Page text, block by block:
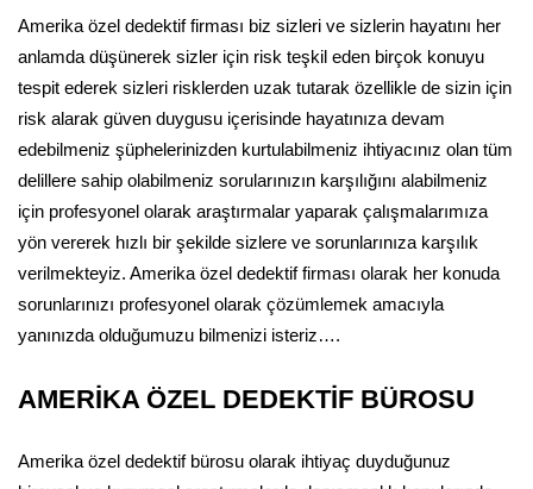
Amerika özel dedektif firması biz sizleri ve sizlerin hayatını her
anlamda düşünerek sizler için risk teşkil eden birçok konuyu
tespit ederek sizleri risklerden uzak tutarak özellikle de sizin için
risk alarak güven duygusu içerisinde hayatınıza devam
edebilmeniz şüphelerinizden kurtulabilmeniz ihtiyacınız olan tüm
delillere sahip olabilmeniz sorularınızın karşılığını alabilmeniz
için profesyonel olarak araştırmalar yaparak çalışmalarımıza
yön vererek hızlı bir şekilde sizlere ve sorunlarınıza karşılık
verilmekteyiz. Amerika özel dedektif firması olarak her konuda
sorunlarınızı profesyonel olarak çözümlemek amacıyla
yanınızda olduğumuzu bilmenizi isteriz….
AMERİKA ÖZEL DEDEKTİF BÜROSU
Amerika özel dedektif bürosu olarak ihtiyaç duyduğunuz